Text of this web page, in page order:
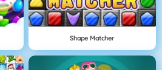
Shape Matcher